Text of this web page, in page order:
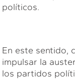
políticos.
En este sentido,
impulsar la
los partidos